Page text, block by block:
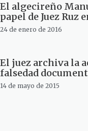
El algecireño
papel de Juez Ruz
24 de enero de 2016
El juez archiva la
falsedad
14 de mayo de 2015